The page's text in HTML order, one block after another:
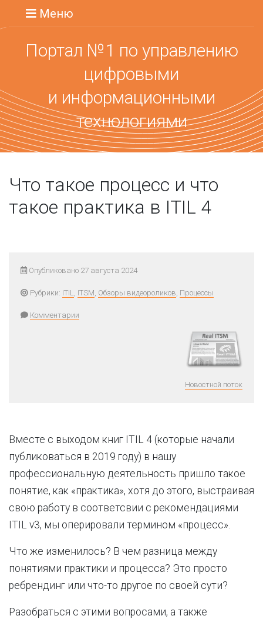
Меню
Портал №1 по управлению
цифровыми
и информационными
технологиями
Что такое процесс и что
такое практика в ITIL 4
Опубликовано 27 августа 2024
Рубрики: ITIL, ITSM, Обзоры видеороликов, Процессы
Комментарии
Новостной поток
Вместе с выходом книг ITIL 4 (которые начали
публиковаться в 2019 году) в нашу
профессиональную деятельность пришло такое
понятие, как «практика», хотя до этого, выстраивая
свою работу в соответсвии с рекомендациями
ITIL v3, мы оперировали термином «процесс».
Что же изменилось? В чем разница между
понятиями практики и процесса? Это просто
ребрендинг или что-то другое по своей сути?
Разобраться с этими вопросами, а также